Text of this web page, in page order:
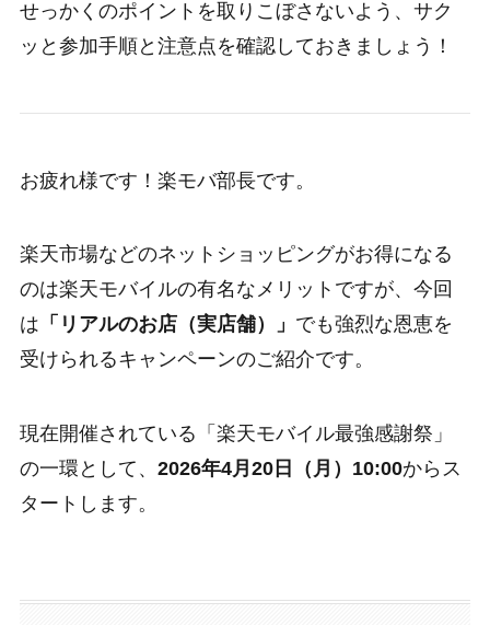
せっかくのポイントを取りこぼさないよう、サク
ッと参加手順と注意点を確認しておきましょう！
お疲れ様です！楽モバ部長です。
楽天市場などのネットショッピングがお得になる
のは楽天モバイルの有名なメリットですが、今回
は 「リアルのお店（実店舗）」 でも強烈な恩恵を
受けられるキャンペーンのご紹介です。
現在開催されている「楽天モバイル最強感謝祭」
の一環として、 2026年4月20日（月）10:00からス
タートします。